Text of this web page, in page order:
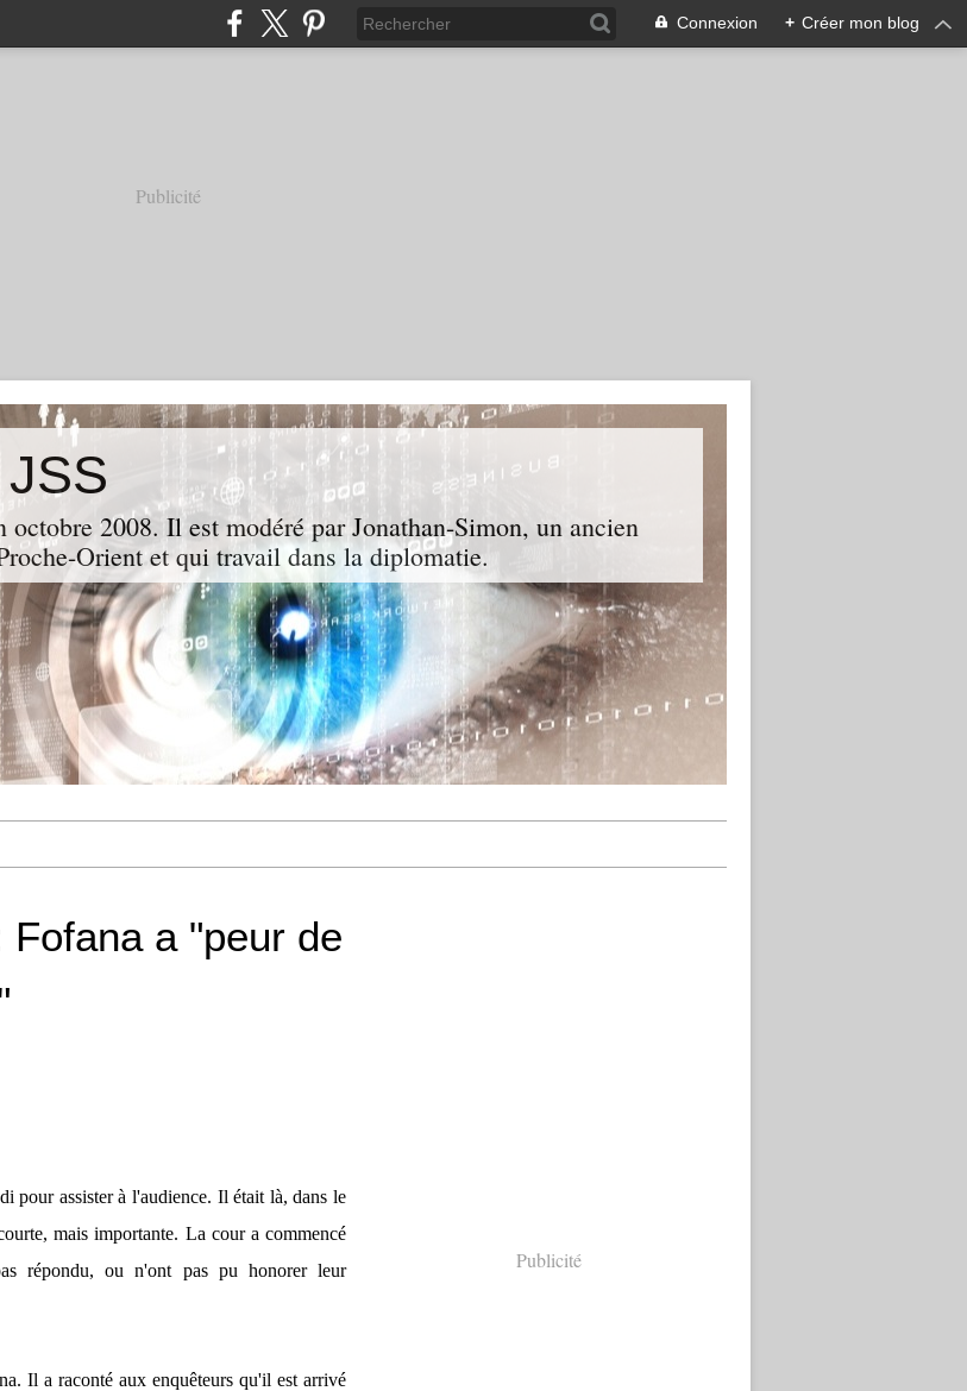
Connexion + Créer mon blog
Publicité
octobre 2008. Il est modéré par Jonathan-Simon, un ancien
Orient et qui travail dans la diplomatie.
a "peur de
pour assister à l'audience. Il était là, dans le
mais importante. La cour a commencé
répondu, ou n'ont pas pu honorer leur
Il a raconté aux enquêteurs qu'il est arrivé
Publicité